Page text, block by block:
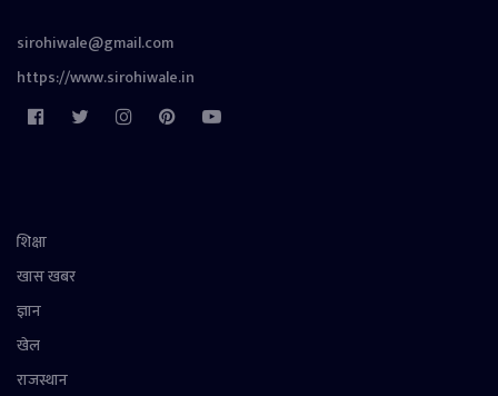
sirohiwale@gmail.com
https://www.sirohiwale.in
शिक्षा
खास खबर
ज्ञान
खेल
राजस्थान